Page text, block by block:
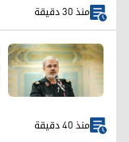
منذ 30 دقيقة
منذ 40 دقيقة